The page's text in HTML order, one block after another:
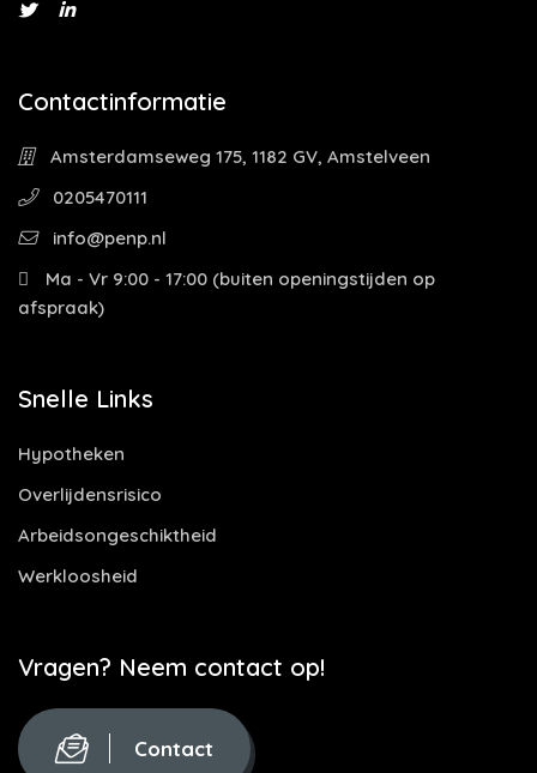
Contactinformatie
Amsterdamseweg 175, 1182 GV, Amstelveen
0205470111
info@penp.nl
Ma - Vr 9:00 - 17:00 (buiten openingstijden op
afspraak)
Snelle Links
Hypotheken
Overlijdensrisico
Arbeidsongeschiktheid
Werkloosheid
Vragen? Neem contact op!
Contact